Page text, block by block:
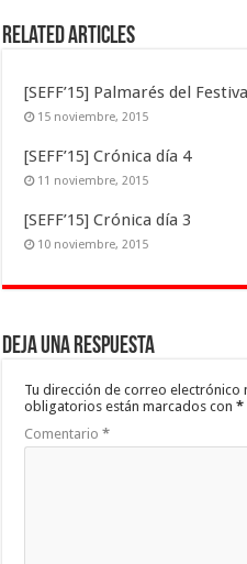
Related Articles
[SEFF’15] Palmarés del
15 noviembre, 2015
[SEFF’15] Crónica día 4
11 noviembre, 2015
[SEFF’15] Crónica día 3
10 noviembre, 2015
Deja una respuesta
Tu dirección de correo electrónico
obligatorios están marcados con*
Comentario*